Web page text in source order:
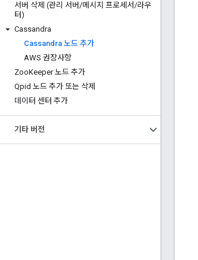
서버 삭제 (관리 서버 /메시지 프로세서/라우
터)
Cassandra
Cassandra 노드 추가
AWS 권장사항
ZooKeeper 노드 추가
Qpid 노드 추가 또는 삭제
데이터 센터 추가
기타 버전